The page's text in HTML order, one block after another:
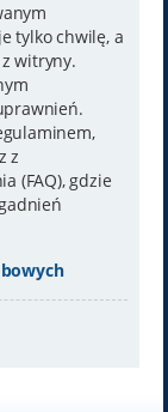
tylko chwilę, a
witryny.
z
(FAQ), gdzie